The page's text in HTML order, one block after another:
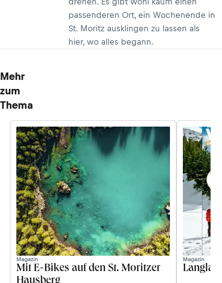
Reisekosten erstatten. Sie kamen zu
Weihnachten und blieben bis Ostern.
Der Rest ist Geschichte. Wir greifen
zur Sonnencreme auf der Terrasse
St. Moritz ausklingen zu lassen als
hier, wo alles begann.
Mehr
zum
Thema